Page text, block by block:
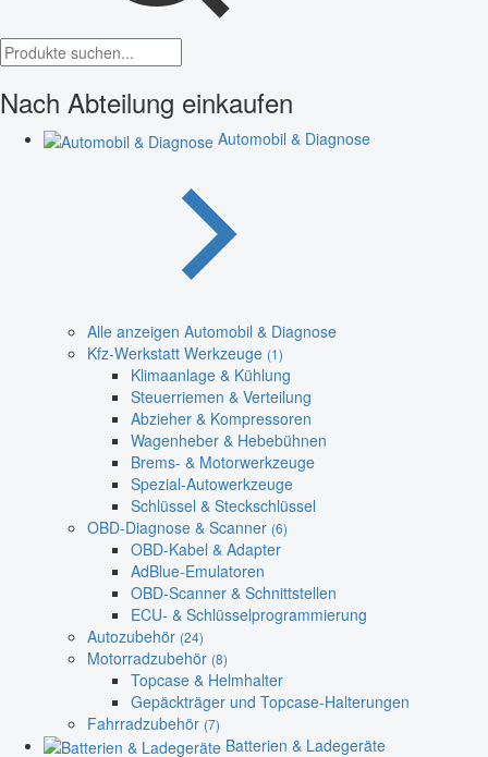
Nach Abteilung einkaufen
Automobil & Diagnose
Alle anzeigen Automobil & Diagnose
Kfz-Werkstatt Werkzeuge (1)
Klimaanlage & Kühlung
Steuerriemen & Verteilung
Abzieher & Kompressoren
Wagenheber & Hebebühnen
Brems- & Motorwerkzeuge
Spezial-Autowerkzeuge
Schlüssel & Steckschlüssel
OBD-Diagnose & Scanner (6)
OBD-Kabel & Adapter
AdBlue-Emulatoren
OBD-Scanner & Schnittstellen
ECU- & Schlüsselprogrammierung
Autozubehör (24)
Motorradzubehör (8)
Topcase & Helmhalter
Gepäckträger und Topcase-Halterungen
Fahrradzubehör (7)
Batterien & Ladegeräte